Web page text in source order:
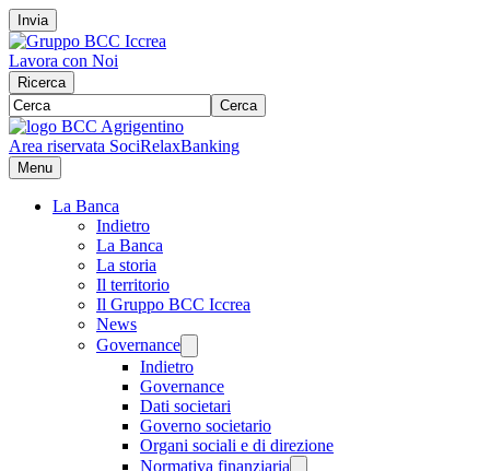
Invia
Lavora con Noi
Ricerca
Cerca
Area riservata SociRelaxBanking
Menu
La Banca
Indietro
La Banca
La storia
Il territorio
Il Gruppo BCC Iccrea
News
Governance
Indietro
Governance
Dati societari
Governo societario
Organi sociali e di direzione
Normativa finanziaria